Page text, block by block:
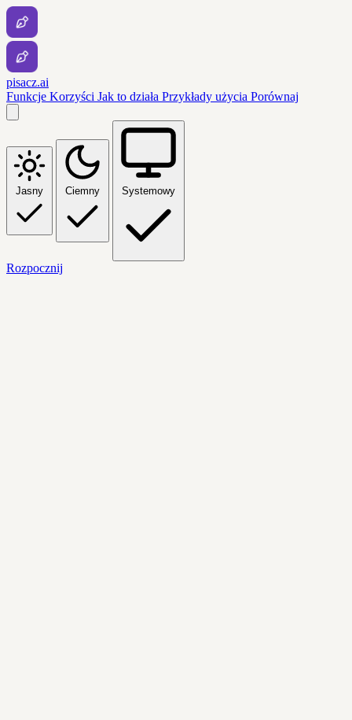
pisacz.ai
Funkcje Korzyści Jak to działa Przykłady użycia Porównaj
Jasny Ciemny Systemowy
Rozpocznij